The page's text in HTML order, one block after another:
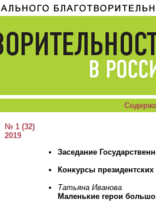
№ 1 (32)
2019
Заседание
Конкурсы президентских
Татьяна Иванова
Маленькие герои